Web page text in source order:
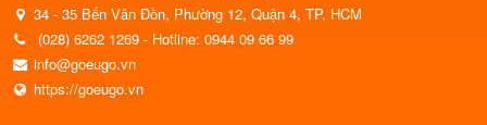
34 - 35 Bến Vân Đồn, Phường 12, Quận 4, TP. HCM
(028) 6262 1269 - Hotline: 0944 09 66 99
info@goeugo.vn
https://goeugo.vn